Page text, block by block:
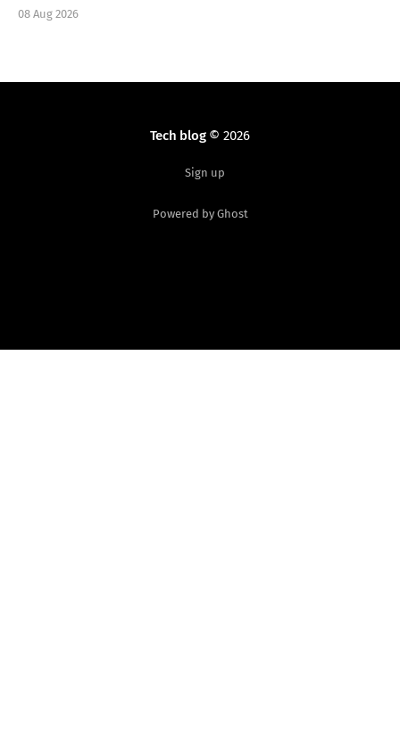
08 Aug 2026
Tech blog© 2026
Sign up
Powered by Ghost